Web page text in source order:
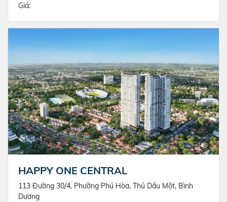
Giá:
HAPPY ONE CENTRAL
113 Đường 30/4, Phường Phú Hòa, Thủ Dầu Một, Bình
Dương